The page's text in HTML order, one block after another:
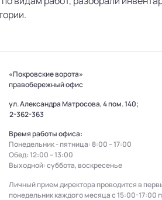
«Покровские ворота»
правобережный офис
ул. Александра Матросова, 4 пом. 140;
2-362-363
Время работы офиса:
Понедельник - пятница: 8:00 – 17:00
Обед: 12:00 – 13:00
Выходной: суббота, воскресенье
Личный прием директора проводится в
понедельник каждого месяца с 15:00-17:00